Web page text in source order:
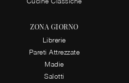
ZONA GIORNO
Librerie
Pareti Attrezzate
Madie
Salotti